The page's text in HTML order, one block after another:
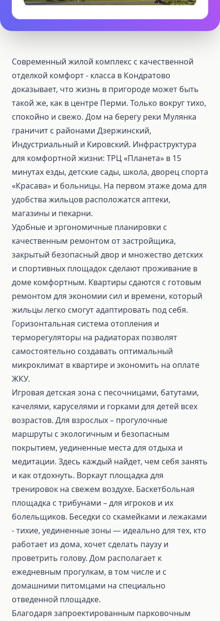
Современный жилой комплекс с качественной
отделкой комфорт - класса в Кондратово
доказывает, что жизнь в пригороде может быть
такой же, как в центре Перми. Только вокруг тихо,
спокойно и свежо. Дом на берегу реки Мулянка
граничит с районами Дзержинский,
Индустриальный и Кировский. Инфраструктура
для комфортной жизни: ТРЦ «Планета» в 15
минутах езды, детские сады, школа, дворец спорта
«Красава» и больницы. На первом этаже дома для
удобства жильцов расположатся аптеки,
магазины и пекарни.
Удобные и эргономичные планировки с
качественным ремонтом от застройщика,
закрытый безопасный двор и множество детских
и спортивных площадок сделают проживание в
доме комфортным. Квартиры сдаются с готовым
ремонтом для экономии сил и времени, который
жильцы легко смогут адаптировать под себя.
Горизонтальная система отопления и
терморегуляторы на радиаторах позволят
самостоятельно создавать оптимальный
микроклимат в квартире и экономить на оплате
ЖКУ.
Игровая детская зона с песочницами, батутами,
качелями, каруселями и горками для детей всех
возрастов. Для взрослых – прогулочные
маршруты с экологичным и безопасным
покрытием, уединенные места для отдыха и
медитации. Здесь каждый найдет, чем себя занять
и как отдохнуть. Воркаут площадка для
тренировок на свежем воздухе. Баскетбольная
площадка с трибунами – для игроков и их
болельщиков. Беседки со скамейками и лежаками
- тихие, уединенные зоны — идеально для тех, кто
работает из дома, хочет сделать паузу и
проветрить голову. Дом располагает к
ежедневным прогулкам, в том числе и с
домашними питомцами на специально
отведенной площадке.
Благодаря запроектированным парковочным